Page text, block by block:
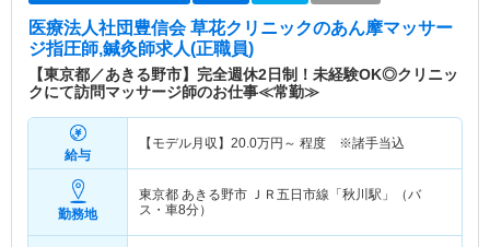
医療法人社団豊信会 草花クリニックのあん摩マッサー
ジ指圧師,鍼灸師求人(正職員)
【東京都／あきる野市】完全週休2日制！未経験OK◎クリニッ
クにて訪問マッサージ師のお仕事≪常勤≫
給与
【モデル月収】 20.0万円～ 程度 ※諸手当込
勤務地
東京都 あきる野市 ＪＲ五日市線「秋川駅」（バ
ス・車8分）